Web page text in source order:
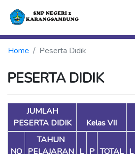
Home Peserta Didik
PESERTA DIDIK
JUMLAH
PESERTA DIDIK
Kelas VII
NO
TAHUN
PELAJARAN L P TOTAL L